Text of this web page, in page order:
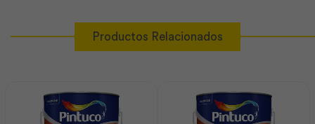
Productos Relacionados